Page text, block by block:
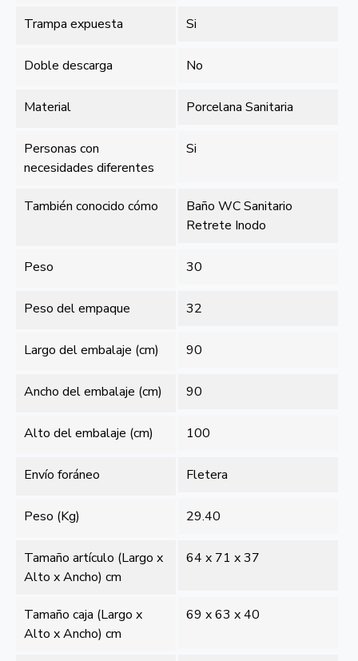
Trampa expuesta Si
Doble descarga No
Material Porcelana Sanitaria
Personas con
necesidades diferentes
Si
También conocido cómo
Baño WC Sanitario
Retrete Inodo
Peso 30
Peso del empaque 32
Largo del embalaje (cm) 90
Ancho del embalaje (cm) 90
Alto del embalaje (cm) 100
Envío foráneo Fletera
Peso (Kg) 29.40
Tamaño artículo (Largo x
Alto x Ancho) cm
64 x 71 x 37
Tamaño caja (Largo x
Alto x Ancho) cm
69 x 63 x 40